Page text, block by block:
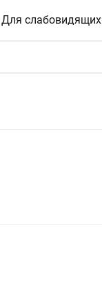
Для слабовидящих